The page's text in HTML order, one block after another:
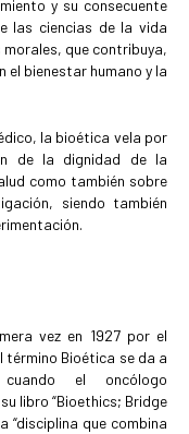
y su consecuente
las ciencias de la vida
que contribuya,
el bienestar humano y la
la bioética vela por
de la dignidad de la
como también sobre
siendo también
vez en 1927 por el
término Bioética se da a
el oncólogo
libro “Bioethics; Bridge
“disciplina que combina